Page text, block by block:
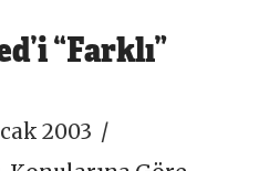
“Farklı”
2003